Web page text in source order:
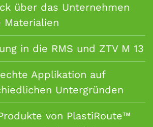
über das Unternehmen
Materialien
in die RMS und ZTV M 13
Applikation auf
Untergründen
von PlastiRoute™